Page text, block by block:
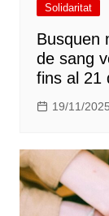
Solidaritat
Busquen
de sang
fins al 21
19/11/